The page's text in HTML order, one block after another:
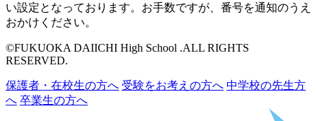
い設定となっております。お手数ですが、番号を通知のうえ
おかけください。
©FUKUOKA DAIICHI High School .ALL RIGHTS
RESERVED.
保護者・在校生の方へ 受験をお考えの方へ 中学校の先生方
へ 卒業生の方へ